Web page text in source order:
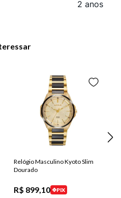
2 anos
Relógio Masculino Kyoto Slim
Dourado
R$ 899,10
PIX